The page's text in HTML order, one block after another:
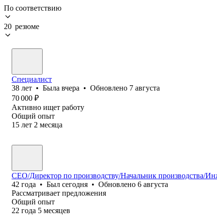
По соответствию
20 резюме
Специалист
38 лет • Была вчера • Обновлено 7 августа
70 000 ₽
Активно ищет работу
Общий опыт
15 лет 2 месяца
СЕО/Директор по производству/Начальник производства/
42 года • Был сегодня • Обновлено 6 августа
Рассматривает предложения
Общий опыт
22 года 5 месяцев